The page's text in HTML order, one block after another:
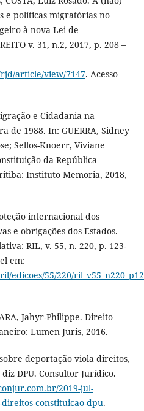
e políticas migratórias no
à nova Lei de
v. 31, n.2, 2017, p. 208 –
article/view/7147. Acesso
e Cidadania na
de 1988. In: GUERRA, Sidney
Sellos-Knoerr, Viviane
da República
Instituto Memoria, 2018,
internacional dos
e obrigações dos Estados.
RIL, v. 55, n. 220, p. 123-
em:
edicoes/55/220/
Jahyr-Philippe. Direito
Lumen Juris, 2016.
deportação viola direitos,
DPU. Consultor Jurídico.
2019-jul-
constituicao-dpu.